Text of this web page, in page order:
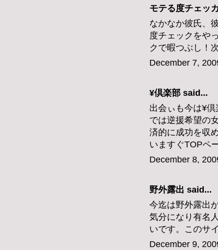
モテる度チェッ
なかなか彼氏、
度チェックをや
クで暇つぶし！
December 7,
¥倶楽部 said...
出会ぃも今は¥
では逆援希望の
済的に成功を収
いますぐTOPペ
December 8,
野外露出 said...
今迄は野外露出
気分になり有名
いです。このサ
December 9,